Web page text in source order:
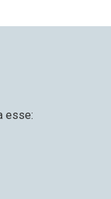
esse: